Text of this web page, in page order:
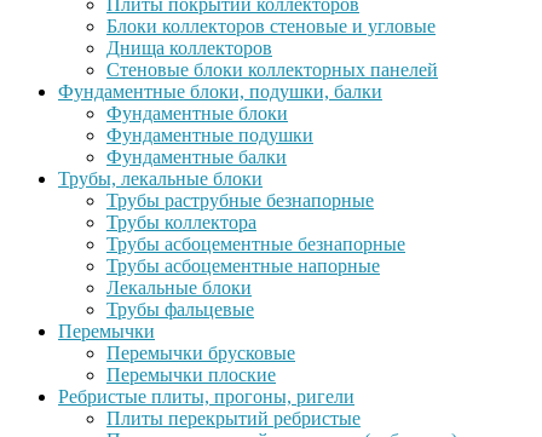
Плиты покрытий коллекторов
Блоки коллекторов стеновые и угловые
Днища коллекторов
Стеновые блоки коллекторных панелей
Фундаментные блоки, подушки, балки
Фундаментные блоки
Фундаментные подушки
Фундаментные балки
Трубы, лекальные блоки
Трубы раструбные безнапорные
Трубы коллектора
Трубы асбоцементные безнапорные
Трубы асбоцементные напорные
Лекальные блоки
Трубы фальцевые
Перемычки
Перемычки брусковые
Перемычки плоские
Ребристые плиты, прогоны, ригели
Плиты перекрытий ребристые